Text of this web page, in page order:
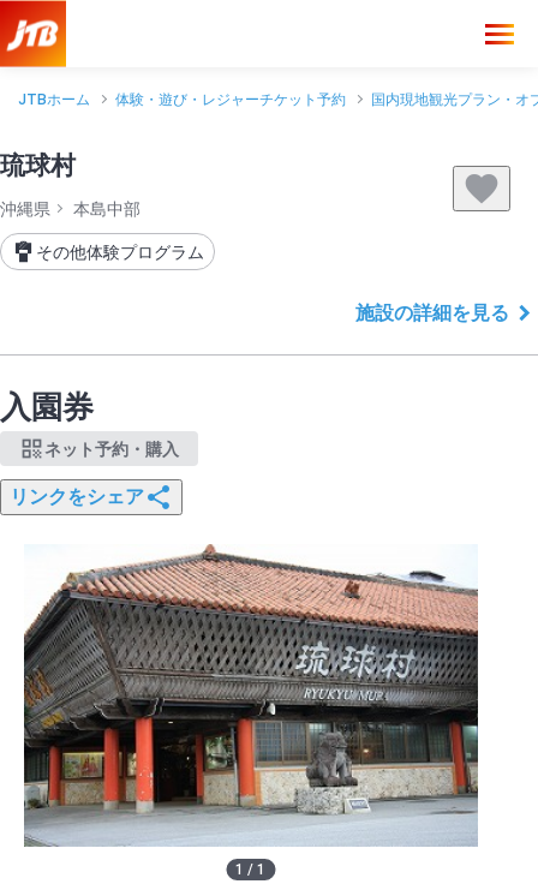
JTBホーム 体験・遊び・レジャーチケット予約 国内現地観光プラン・オ
琉球村
沖縄県 本島中部
その他体験プログラム
施設の詳細を見る
入園券
ネット予約・購入
リンクをシェア
1 /1